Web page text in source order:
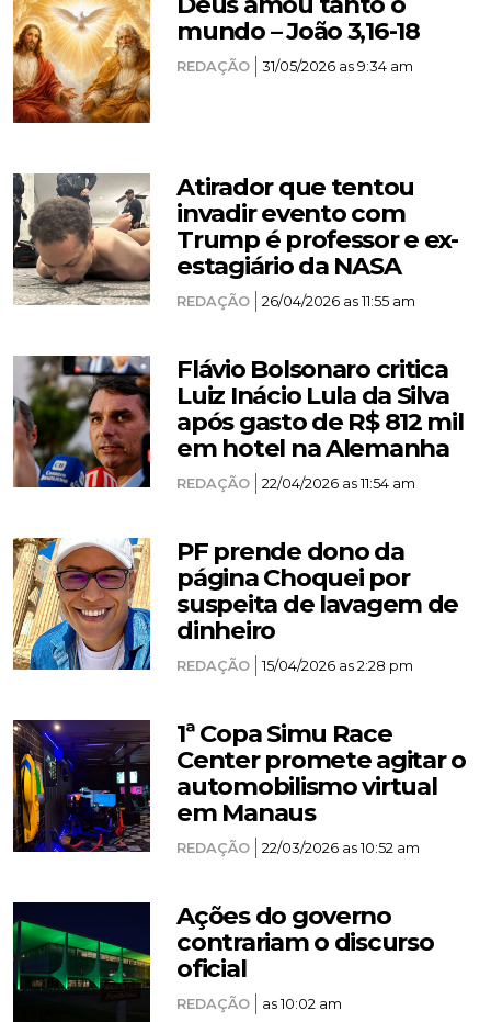
mundo – João 3,16-18
REDAÇÃO 31/05/2026 as 9:34 am
Atirador que tentou
invadir evento com
Trump é professor e ex-
estagiário da NASA
REDAÇÃO 26/04/2026 as 11:55 am
Flávio Bolsonaro critica
Luiz Inácio Lula da Silva
após gasto de R$ 812 mil
em hotel na Alemanha
REDAÇÃO 22/04/2026 as 11:54 am
PF prende dono da
página Choquei por
suspeita de lavagem de
dinheiro
REDAÇÃO 15/04/2026 as 2:28 pm
1ª Copa Simu Race
Center promete agitar o
automobilismo virtual
em Manaus
REDAÇÃO 22/03/2026 as 10:52 am
Ações do governo
contrariam o discurso
oficial
REDAÇÃO as 10:02 am